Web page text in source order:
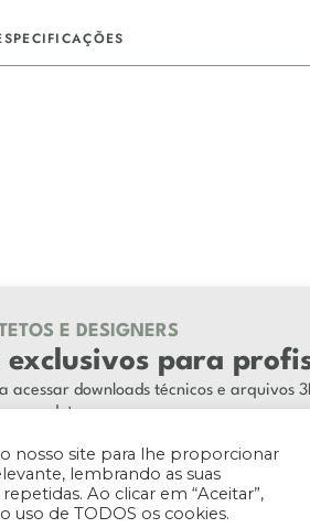
E DESIGNERS
exclusivos para
acessar downloads técnicos e arquivos
produtos.
/ REGISTRAR
nosso site para lhe proporcionar
lembrando as suas
Ao clicar em “Aceitar”,
uso de TODOS os cookies.